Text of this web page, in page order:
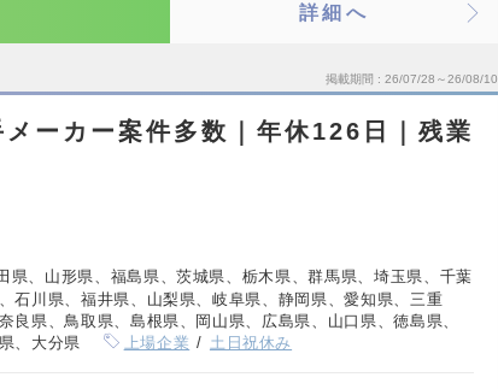
詳細へ
掲載期間 26/07/28～26/08/10
ーカー案件多数｜年休126日｜残業
県、山形県、福島県、茨城県、栃木県、群馬県、埼玉県、千葉
石川県、福井県、山梨県、岐阜県、静岡県、愛知県、三重
良県、鳥取県、島根県、岡山県、広島県、山口県、徳島県、
、大分県
上場企業 土日祝休み